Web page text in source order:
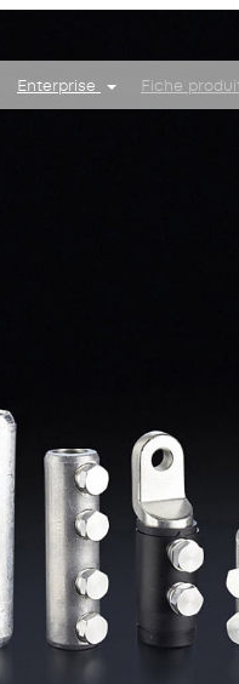
Enterprise Fiche